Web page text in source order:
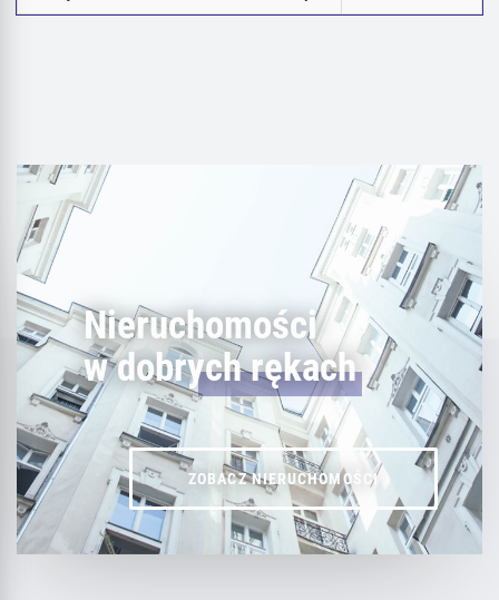
Nieruchomości
w dobrych rękach
ZOBACZ NIERUCHOMOŚCI